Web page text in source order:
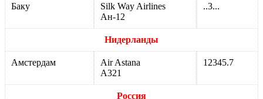
Баку
Silk Way Airlines
Ан-12
..3...
Нидерланды
Амстердам
Air Astana
А321
12345.7
Россия